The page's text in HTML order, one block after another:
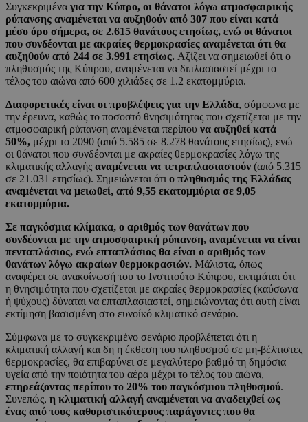
Συγκεκριμένα για την Κύπρο, οι θάνατοι λόγω ατμοσφαιρικής
ρύπανσης αναμένεται να αυξηθούν από 307 που είναι κατά
μέσο όρο σήμερα, σε 2.615 θανάτους ετησίως, ενώ οι θάνατοι
που συνδέονται με ακραίες θερμοκρασίες αναμένεται ότι θα
αυξηθούν από 244 σε 3.991 ετησίως. Αξίζει να σημειωθεί ότι ο
πληθυσμός της Κύπρου, αναμένεται να διπλασιαστεί μέχρι το
τέλος του αιώνα από 600 χιλιάδες σε 1.2 εκατομμύρια.
Διαφορετικές είναι οι προβλέψεις για την Ελλάδα, σύμφωνα με
την έρευνα, καθώς το ποσοστό θνησιμότητας που σχετίζεται με την
ατμοσφαιρική ρύπανση αναμένεται περίπου να αυξηθεί κατά
50%, μέχρι το 2090 (από 5.585 σε 8.278 θανάτους ετησίως), ενώ
οι θάνατοι που συνδέονται με ακραίες θερμοκρασίες λόγω της
κλιματικής αλλαγής αναμένεται να τετραπλασιαστούν (από 5.315
σε 21.031 ετησίως). Σημειώνεται ότι ο πληθυσμός της Ελλάδας
αναμένεται να μειωθεί, από 9,55 εκατομμύρια σε 9,05
εκατομμύρια.
Σε παγκόσμια κλίμακα, ο αριθμός των θανάτων που
συνδέονται με την ατμοσφαιρική ρύπανση, αναμένεται να είναι
πενταπλάσιος, ενώ επταπλάσιος θα είναι ο αριθμός των
θανάτων λόγω ακραίων θερμοκρασιών. Μάλιστα, όπως
αναφέρει σε ανακοίνωσή του το Ινστιτούτο Κύπρου, εκτιμάται ότι
η θνησιμότητα που σχετίζεται με ακραίες θερμοκρασίες (καύσωνα
ή ψύχους) δύναται να επταπλασιαστεί, σημειώνοντας ότι αυτή είναι
εκτίμηση βασισμένη στο ευνοίκό κλιματικό σενάριο.
Σύμφωνα με το συγκεκριμένο σενάριο προβλέπεται ότι η
κλιματική αλλαγή και δη η έκθεση του πληθυσμού σε μη-βέλτιστες
θερμοκρασίες, θα επιβαρύνει σε μεγαλύτερο βαθμό τη δημόσια
υγεία από την ποιότητα του αέρα μέχρι το τέλος του αιώνα,
επηρεάζοντας περίπου το 20% του παγκόσμιου πληθυσμού.
Συνεπώς, η κλιματική αλλαγή αναμένεται να αναδειχθεί ως
ένας από τους καθοριστικότερους παράγοντες που θα